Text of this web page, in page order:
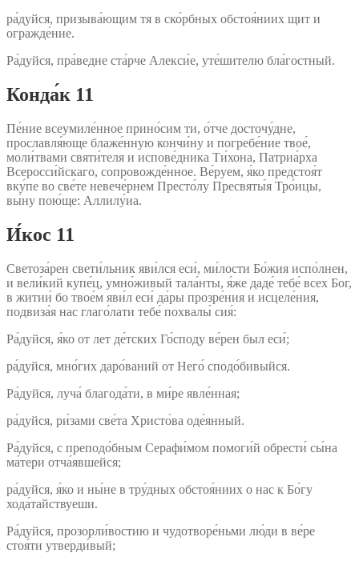
ра́дуйся, призыва́ющим тя в ско́рбных обстоя́ниих щит и
огражде́ние.
Ра́дуйся, пра́ведне ста́рче Алекси́е, уте́шителю бла́гостный.
Конда́к 11
Пе́ние всеумиле́нное прино́сим ти, о́тче досточу́дне,
прославля́юще блаже́нную кончи́ну и погребе́ние твое́,
моли́твами святи́теля и испове́дника Ти́хона, Патриа́рха
Всеросси́йскаго, сопровожде́нное. Ве́руем, я́ко предстоя́т
вку́пе во све́те невече́рнем Престо́лу Пресвяты́я Тро́ицы,
вы́ну пою́ще: Аллилу́иа.
И́кос 11
Светоза́рен свети́льник яви́лся еси́, ми́лости Бо́жия испо́лнен,
и вели́кий купе́ц, умно́живый тала́нты, я́же даде́ тебе́ всех Бог,
в житии́ бо твое́м яви́л еси́ да́ры прозре́ния и исцеле́ния,
подвиза́я нас глаго́лати тебе́ похвалы́ сия́:
Ра́дуйся, я́ко от лет де́тских Го́споду ве́рен был еси́;
ра́дуйся, мно́гих даро́ваний от Него́ сподо́бивыйся.
Ра́дуйся, луча́ благода́ти, в ми́ре явле́нная;
ра́дуйся, ри́зами све́та Христо́ва оде́янный.
Ра́дуйся, с преподо́бным Серафи́мом помоги́й обрести́ сы́на
ма́тери отча́явшейся;
ра́дуйся, я́ко и ны́не в тру́дных обстоя́ниих о нас к Бо́гу
хода́тайствуеши.
Ра́дуйся, прозорли́востию и чудотворе́ньми лю́ди в ве́ре
стоя́ти утверди́вый;